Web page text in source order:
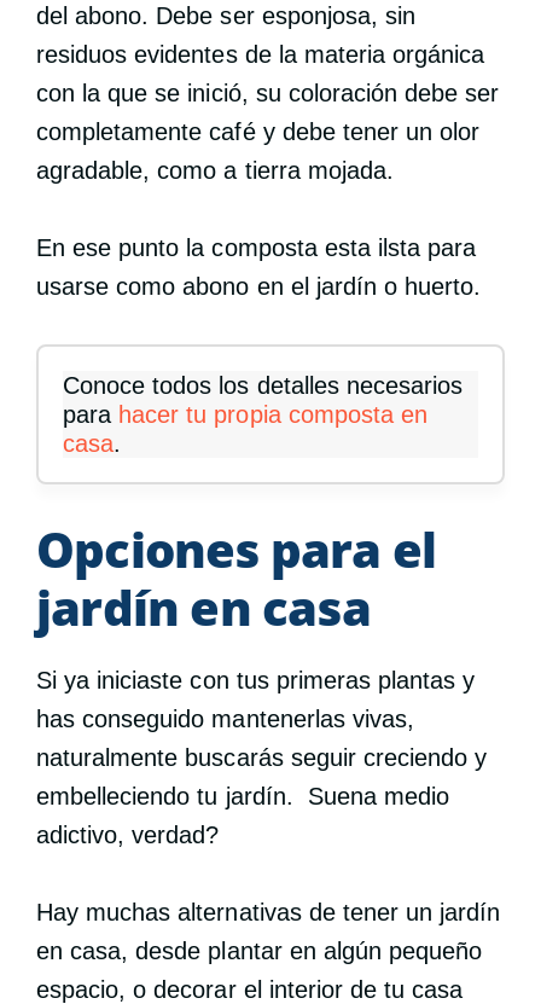
del abono. Debe ser esponjosa, sin
residuos evidentes de la materia orgánica
con la que se inició, su coloración debe ser
completamente café y debe tener un olor
agradable, como a tierra mojada.
En ese punto la composta esta ilsta para
usarse como abono en el jardín o huerto.
Conoce todos los detalles necesarios
para hacer tu propia composta en
casa.
Opciones para el
jardín en casa
Si ya iniciaste con tus primeras plantas y
has conseguido mantenerlas vivas,
naturalmente buscarás seguir creciendo y
embelleciendo tu jardín. Suena medio
adictivo, verdad?
Hay muchas alternativas de tener un jardín
en casa, desde plantar en algún pequeño
espacio, o decorar el interior de tu casa